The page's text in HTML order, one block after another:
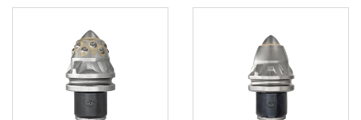
Θεμελίωσης Για Μηχανή
Πασσάλων